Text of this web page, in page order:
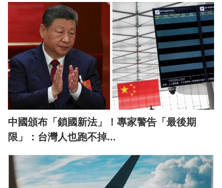
中國頒布「鎖國新法」！專家警告「最後期
限」：台灣人也跑不掉...